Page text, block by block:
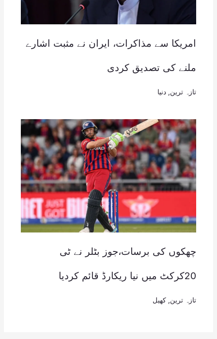
امریکا سے مذاکرات، ایران نے مثبت اشارے
ملنے کی تصدیق کردی
تازہ ترین دنیا
چھکوں کی برسات،جوز بٹلر نے ٹی
20کرکٹ میں نیا ریکارڈ قائم کردیا
تازہ ترین کھیل